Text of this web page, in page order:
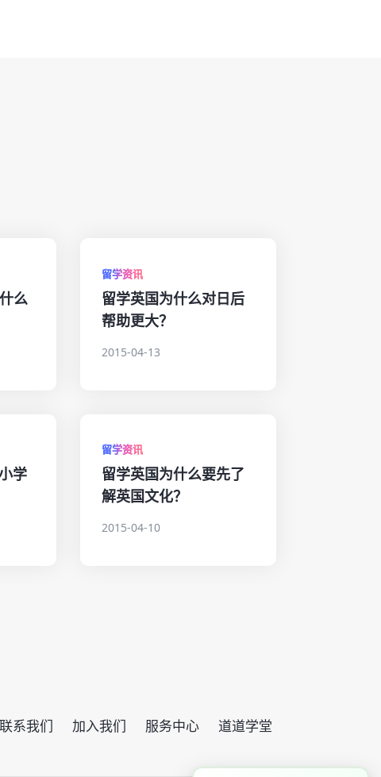
么
留学资讯
留学英国为什么对日后
帮助更大？
2015-04-13
学
留学资讯
留学英国为什么要先了
解英国文化？
2015-04-10
联系我们 加入我们 服务中心 道道学堂